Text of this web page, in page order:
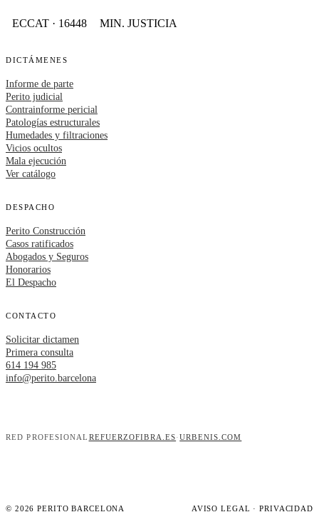
ECCAT · 16448 MIN. JUSTICIA
DICTÁMENES
Informe de parte
Perito judicial
Contrainforme pericial
Patologías estructurales
Humedades y filtraciones
Vicios ocultos
Mala ejecución
Ver catálogo
DESPACHO
Perito Construcción
Casos ratificados
Abogados y Seguros
Honorarios
El Despacho
CONTACTO
Solicitar dictamen
Primera consulta
614 194 985
info@perito.barcelona
RED PROFESIONAL REFUERZOFIBRA.ES·URBENIS.COM
© 2026 PERITO BARCELONA AVISO LEGAL ·PRIVACIDAD